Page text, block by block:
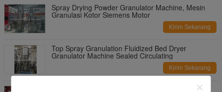
Spray Drying Powder Granulator Machine, Mesin
Granulasi Kotor Siemens Motor
Kirim Sekarang
Top Spray Granulation Fluidized Bed Dryer
Granulator Machine Sealed Circulating
Kirim Sekarang